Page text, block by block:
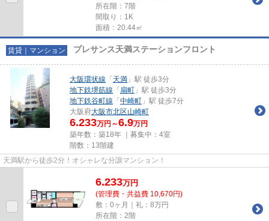
所在階：7階
間取り：1K
面積：20.44㎡
賃貸｜マンション プレサンス天満ステーションフロント
大阪環状線 「 天満 」駅 徒歩3分
地下鉄堺筋線 「 扇町 」駅 徒歩3分
地下鉄谷町線 「 中崎町 」駅 徒歩7分
大阪府大阪市北区山崎町
6.233万円～6.9万円
築年数：築18年 ｜募集中： 4室
階数：13階建
天満駅から徒歩2分！オシャレな分譲マンション！
6.233万円
(管理費・共益費 10,670円)
敷：0ヶ月｜礼：8万円
所在階：2階